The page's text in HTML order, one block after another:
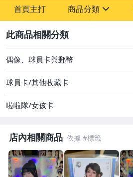
首頁主打 商品分類
玩具、模型與公仔
偶像、球員卡與郵幣
偶像、球員卡與郵幣
球員卡/其他收藏卡
啦啦隊/女孩卡
店內相關商品